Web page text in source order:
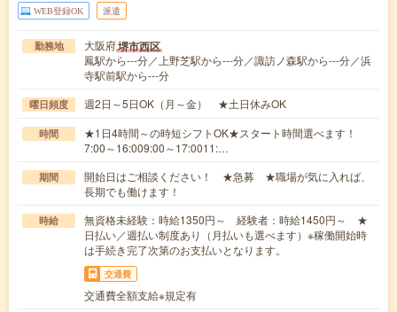
WEB登録OK 派遣
勤務地 大阪府堺市西区
鳳駅から---分／上野芝駅から---分／諏訪ノ森駅から---分／浜
寺駅前駅から---分
曜日頻度 週2日～5日OK（月～金） ★土日休みOK
時間
★1日4時間～の時短シフトOK★スタート時間選べます！
7:00～16:009:00～17:0011:…
期間
開始日はご相談ください！ ★急募 ★職場が気に入れば、
長期でも働けます！
時給
無資格未経験：時給1350円～ 経験者：時給1450円～ ★
日払い／週払い制度あり（月払いも選べます）※稼働開始時
は手続き完了次第のお支払いとなります。
交通費
交通費全額支給※規定有